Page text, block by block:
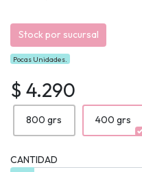
Stock por sucursal
Pocas Unidades.
$ 4.290
800 grs 400 grs
CANTIDAD